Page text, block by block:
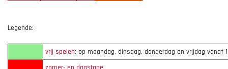
Legende:
vrij spelen: op maandag, dinsdag, donderdag en vrijdag vanaf